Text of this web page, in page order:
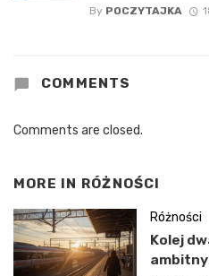
By POCZYTAJKA
COMMENTS
Comments are closed.
MORE IN RÓŻNOŚCI
Różności
Kolej